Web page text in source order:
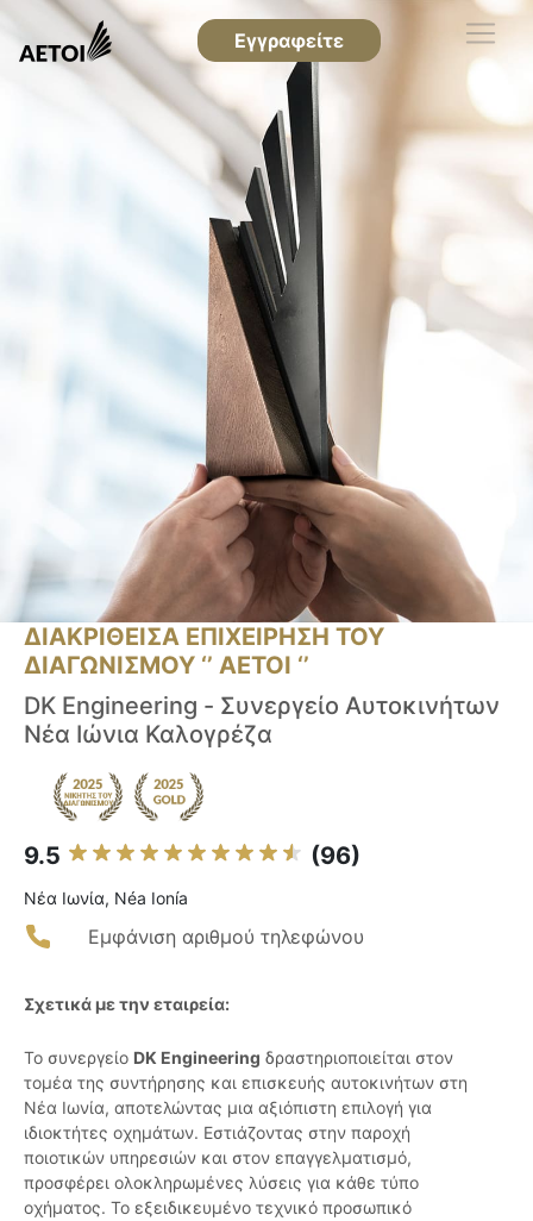
Εγγραφείτε
ΔΙΑΚΡΙΘΕΙΣΑ ΕΠΙΧΕΙΡΗΣΗ ΤΟΥ
ΔΙΑΓΩΝΙΣΜΟΥ ‘’ ΑΕΤΟΙ ‘’
DK Engineering - Συνεργείο Αυτοκινήτων
Νέα Ιώνια Καλογρέζα
9.5 (96)
Νέα Ιωνία, Néa Ionía
Εμφάνιση αριθμού τηλεφώνου
Σχετικά με την εταιρεία:
Το συνεργείο DK Engineering δραστηριοποιείται στον
τομέα της συντήρησης και επισκευής αυτοκινήτων στη
Νέα Ιωνία, αποτελώντας μια αξιόπιστη επιλογή για
ιδιοκτήτες οχημάτων. Εστιάζοντας στην παροχή
ποιοτικών υπηρεσιών και στον επαγγελματισμό,
προσφέρει ολοκληρωμένες λύσεις για κάθε τύπο
οχήματος. Το εξειδικευμένο τεχνικό προσωπικό